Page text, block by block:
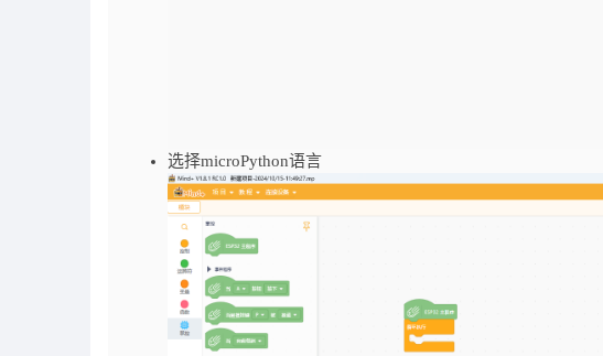
选择microPython语言